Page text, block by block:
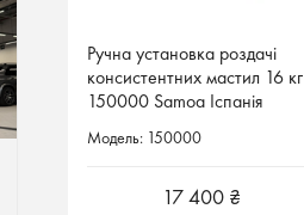
Ручна установка роздачі
консистентних мастил 16 кг
150000 Samoa Іспанія
Модель: 150000
17 400 ₴